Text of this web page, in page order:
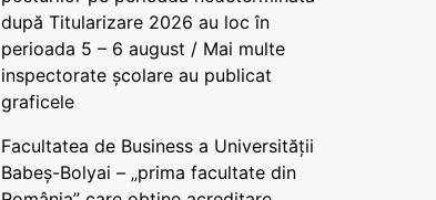
după Titularizare 2026 au loc în
perioada 5 – 6 august / Mai multe
inspectorate școlare au publicat
graficele
Facultatea de Business a Universității
Babeș-Bolyai – „prima facultate din